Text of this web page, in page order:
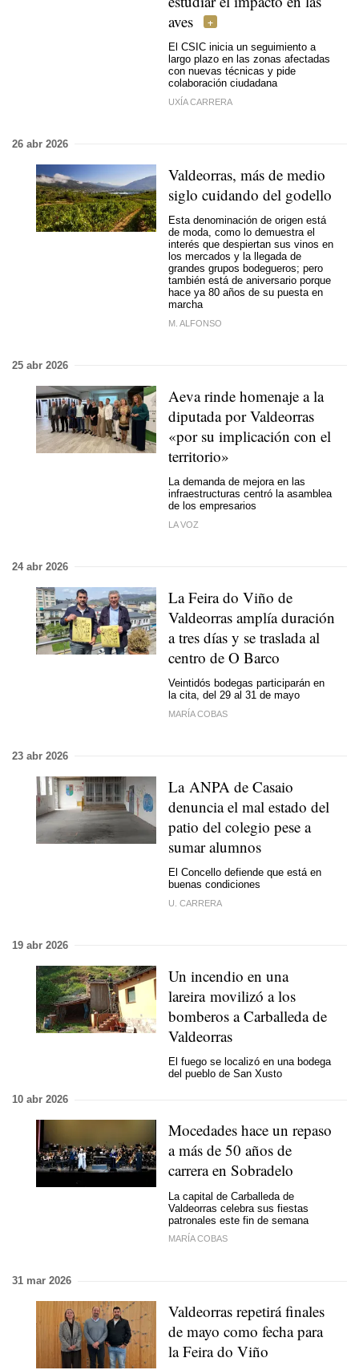
aves
El CSIC inicia un seguimiento a
largo plazo en las zonas afectadas
con nuevas técnicas y pide
colaboración ciudadana
UXÍA CARRERA
26 abr 2026
Valdeorras, más de medio
siglo cuidando del godello
Esta denominación de origen está
de moda, como lo demuestra el
interés que despiertan sus vinos en
los mercados y la llegada de
grandes grupos bodegueros; pero
también está de aniversario porque
hace ya 80 años de su puesta en
marcha
M. ALFONSO
25 abr 2026
Aeva rinde homenaje a la
diputada por Valdeorras
«por su implicación con el
territorio»
La demanda de mejora en las
infraestructuras centró la asamblea
de los empresarios
LA VOZ
24 abr 2026
La Feira do Viño de
Valdeorras amplía duración
a tres días y se traslada al
centro de O Barco
Veintidós bodegas participarán en
la cita, del 29 al 31 de mayo
MARÍA COBAS
23 abr 2026
La ANPA de Casaio
denuncia el mal estado del
patio del colegio pese a
sumar alumnos
El Concello defiende que está en
buenas condiciones
U. CARRERA
19 abr 2026
Un incendio en una
lareira movilizó a los
bomberos a Carballeda de
Valdeorras
El fuego se localizó en una bodega
del pueblo de San Xusto
10 abr 2026
Mocedades hace un repaso
a más de 50 años de
carrera en Sobradelo
La capital de Carballeda de
Valdeorras celebra sus fiestas
patronales este fin de semana
MARÍA COBAS
31 mar 2026
Valdeorras repetirá finales
de mayo como fecha para
la Feira do Viño